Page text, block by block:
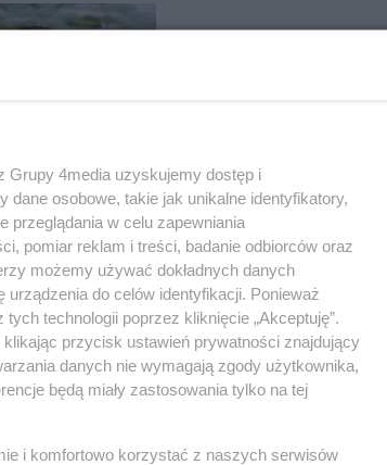
Grupy 4media uzyskujemy dostęp i
osobowe, takie jak unikalne identyfikatory,
przeglądania w celu zapewniania
pomiar reklam i treści, badanie odbiorców oraz
możemy używać dokładnych danych
do celów identyfikacji. Ponieważ
technologii poprzez kliknięcie „Akceptuję”.
przycisk ustawień prywatności znajdujący
danych nie wymagają zgody użytkownika,
będą miały zastosowania tylko na tej
i komfortowo korzystać z naszych serwisów